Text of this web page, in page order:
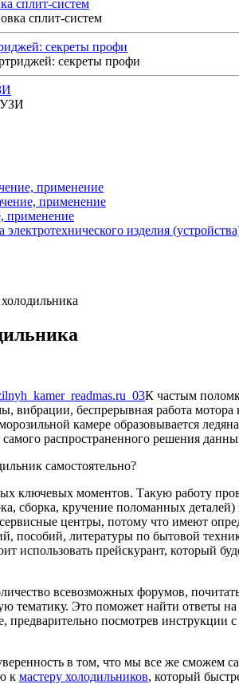
сплит-систем
секреты профи
применение
применение
применение
электротехнического изделия
К частым
беспрерывная работа мотора
камере образовывается
распространенного решения
самостоятельно?
ключевых моментов. Такую работу
сборка, кручение поломанных
центры, потому что имеют
пособий, литературы по бытовой
использовать прейскурант, который
всевозможных форумов,
тематику. Это поможет найти ответы
предварительно посмотрев
в том, что мы все же сможем
к мастеру холодильников, который